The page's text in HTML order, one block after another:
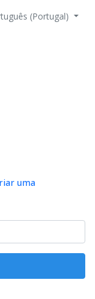
(Portugal)
uma